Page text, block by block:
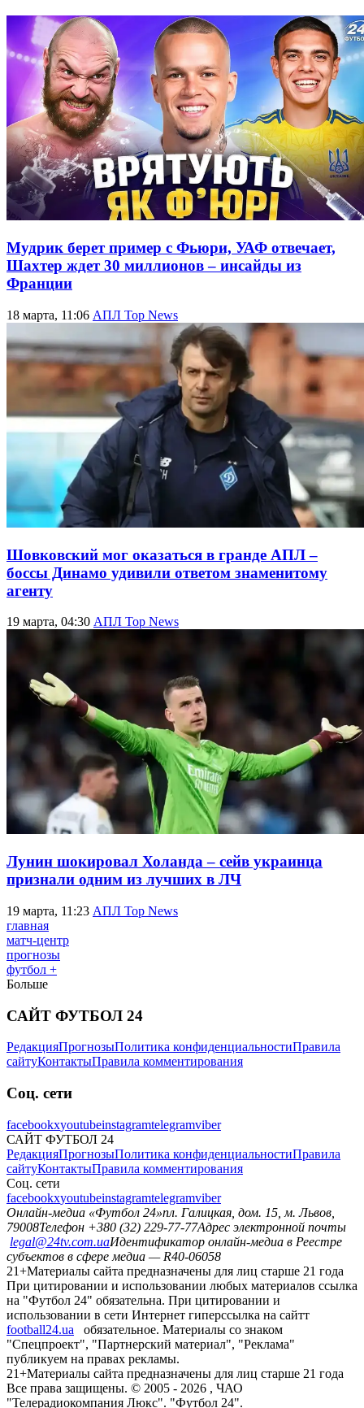
Мудрик берет пример с Фьюри, УАФ отвечает,
Шахтер ждет 30 миллионов – инсайды из
Франции
18 марта, 11:06 АПЛ Top News
Шовковский мог оказаться в гранде АПЛ –
боссы Динамо удивили ответом знаменитому
агенту
19 марта, 04:30 АПЛ Top News
Лунин шокировал Холанда – сейв украинца
признали одним из лучших в ЛЧ
19 марта, 11:23 АПЛ Top News
главная
матч-центр
прогнозы
футбол +
Больше
САЙТ ФУТБОЛ 24
РедакцияПрогнозыПолитика конфиденциальностиПравила
сайтуКонтактыПравила комментирования
Соц. сети
facebookxyoutubeinstagramtelegramviber
САЙТ ФУТБОЛ 24
РедакцияПрогнозыПолитика конфиденциальностиПравила
сайтуКонтактыПравила комментирования
Соц. сети
facebookxyoutubeinstagramtelegramviber
Онлайн-медиа «Футбол 24»пл. Галицкая, дом. 15, м. Львов,
79008Телефон +380 (32) 229-77-77Адрес электронной почты
legal@24tv.com.uaИдентификатор онлайн-медиа в Реестре
субъектов в сфере медиа — R40-06058
21+Материалы сайта предназначены для лиц старше 21 года
При цитировании и использовании любых материалов ссылка
на "Футбол 24" обязательна. При цитировании и
использовании в сети Интернет гиперссылка на сайтт
football24.ua
обязательное. Материалы со знаком
"Спецпроект", "Партнерский материал", "Реклама"
публикуем на правах рекламы.
21+Материалы сайта предназначены для лиц старше 21 года
Все права защищены. © 2005 - 2026 , ЧАО
"Телерадиокомпания Люкс". "Футбол 24".